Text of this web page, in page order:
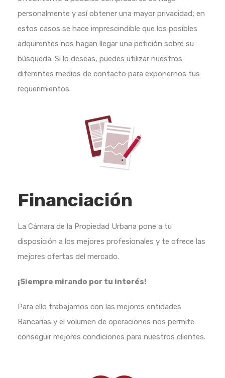
personalmente y así obtener una mayor privacidad; en
estos casos se hace imprescindible que los posibles
adquirentes nos hagan llegar una petición sobre su
búsqueda. Si lo deseas, puedes utilizar nuestros
diferentes medios de contacto para exponernos tus
requerimientos.
Financiación
La Cámara de la Propiedad Urbana pone a tu
disposición a los mejores profesionales y te ofrece las
mejores ofertas del mercado.
¡Siempre mirando por tu interés!
Para ello trabajamos con las mejores entidades
Bancarias y el volumen de operaciones nos permite
conseguir mejores condiciones para nuestros clientes.